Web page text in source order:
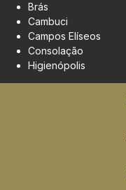
Brás
Cambuci
Campos Elíseos
Consolação
Higienópolis